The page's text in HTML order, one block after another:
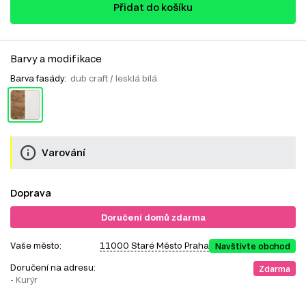
Přidat do košíku
Barvy a modifikace
Barva fasády: dub craft / lesklá bílá
Varování
Doprava
Doručení domů zdarma
Vaše město: 11000 Staré Město Praha Navštivte obchod
Doručení na adresu:
- Kurýr
Zdarma